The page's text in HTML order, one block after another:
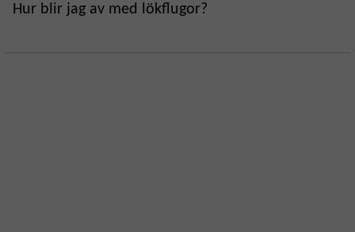
Hur blir jag av med lökflugor?